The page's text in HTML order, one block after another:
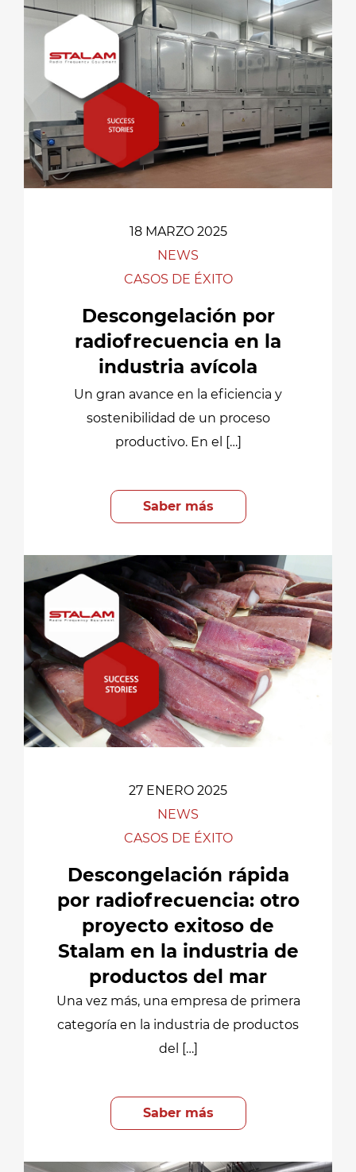
18 MARZO 2025
NEWS
CASOS DE ÉXITO
Descongelación por
radiofrecuencia en la
industria avícola
Un gran avance en la eficiencia y
sostenibilidad de un proceso
productivo. En el […]
Saber más
27 ENERO 2025
NEWS
CASOS DE ÉXITO
Descongelación rápida
por radiofrecuencia: otro
proyecto exitoso de
Stalam en la industria de
productos del mar
Una vez más, una empresa de primera
categoría en la industria de productos
del […]
Saber más